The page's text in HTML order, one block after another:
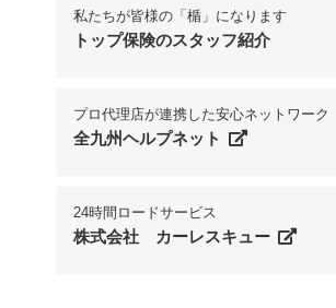
私たちが皆様の「楯」になります
トップ保険のスタッフ紹介
プロ代理店が連携した安心ネットワーク
全九州ヘルプネット
24時間ロードサービス
株式会社 カーレスキュー